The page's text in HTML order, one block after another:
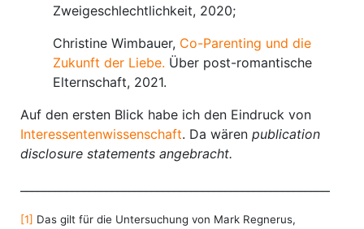
Zweigeschlechtlichkeit, 2020;
Christine Wimbauer, Co-Parenting und die
Zukunft der Liebe. Über post-romantische
Elternschaft, 2021.
Auf den ersten Blick habe ich den Eindruck von
Interessentenwissenschaft. Da wären publication
disclosure statements angebracht.
[1] Das gilt für die Untersuchung von Mark Regnerus,